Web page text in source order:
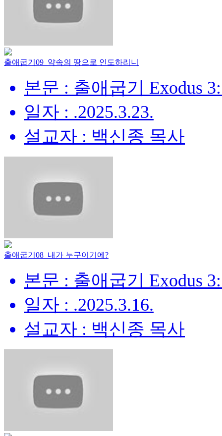
출애굽기09_약속의 땅으로 인도하리니
본문 : 출애굽기 Exodus
일자 : .2025.3.23.
설교자 : 백신종 목사
출애굽기08_내가 누구이기에?
본문 : 출애굽기 Exodus
일자 : .2025.3.16.
설교자 : 백신종 목사